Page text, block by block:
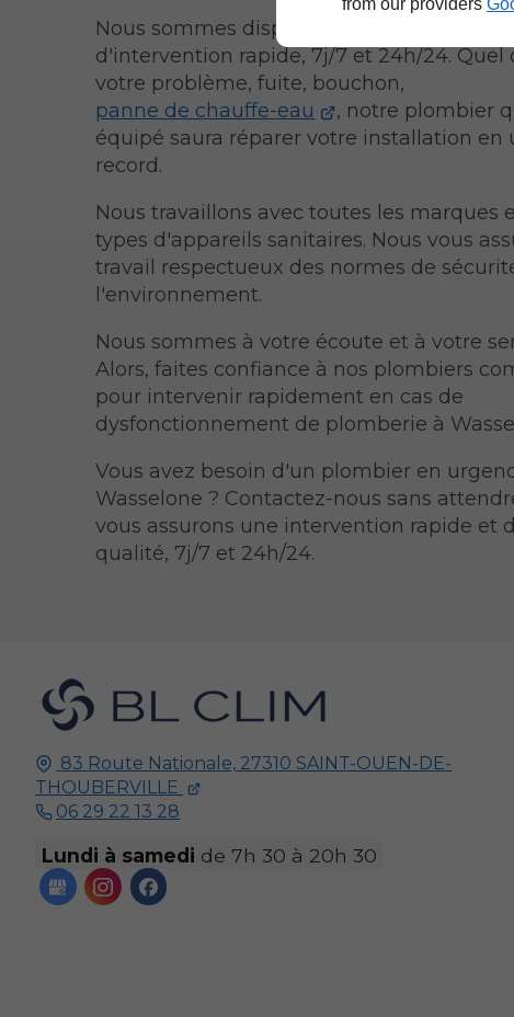
from our providers
Nous sommes disponibles pour un service
d'intervention rapide, 7j/7 et 24h/24. Quel
votre problème, fuite, bouchon,
panne de chauffe-eau
, notre plombier
équipé saura réparer votre installation en
record.
Nous travaillons avec toutes les marques
types d'appareils sanitaires. Nous vous
travail respectueux des normes de
l'environnement.
Nous sommes à votre écoute et à votre
Alors, faites confiance à nos plombiers
pour intervenir rapidement en cas de
dysfonctionnement de plomberie à
Vous avez besoin d'un plombier en
Wasselone ? Contactez-nous sans
vous assurons une intervention rapide et
qualité, 7j/7 et 24h/24.
83 Route Nationale, 27310 SAINT-OUEN-DE-
THOUBERVILLE
06 29 22 13 28
Lundi à samedi de 7h 30 à 20h 30